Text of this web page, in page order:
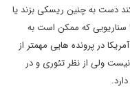
دست به چنین ریسکی بزند یا
سناریویی که ممکن است به
در پرونده هایی مهمتر از
ولی از نظر تئوری و در